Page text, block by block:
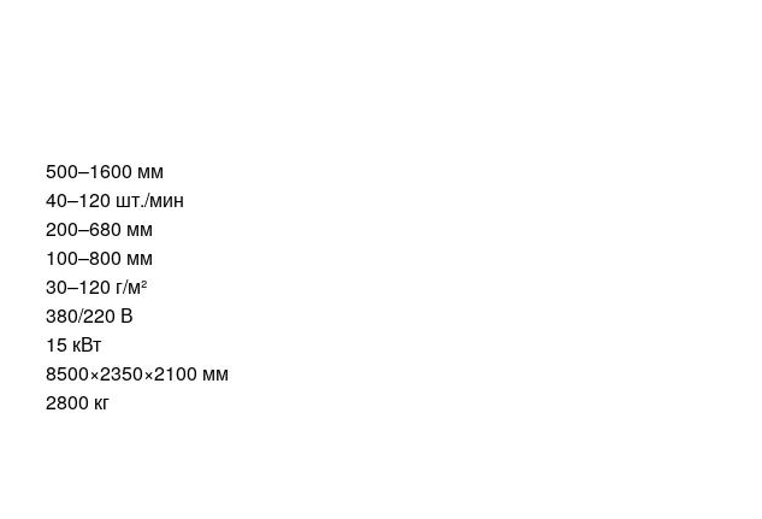
500–1600 мм
40–120 шт./мин
200–680 мм
100–800 мм
30–120 г/м²
380/220 В
15 кВт
8500×2350×2100 мм
2800 кг